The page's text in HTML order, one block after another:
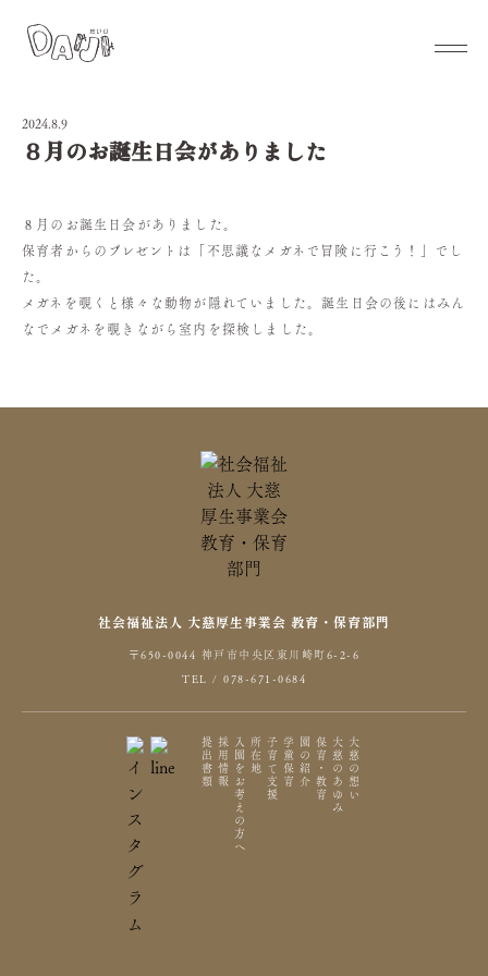
2024.8.9
８月のお誕生日会がありました
８月のお誕生日会がありました。
保育者からのプレゼントは「不思議なメガネで冒険に行こう！」でし
た。
メガネを覗くと様々な動物が隠れていました。誕生日会の後にはみん
なでメガネを覗きながら室内を探検しました。
社会福祉法人 大慈厚生事業会 教育・保育部門
〒650-0044 神戸市中央区東川崎町6-2-6
TEL / 078-671-0684
提出書類採用情報入園をお考えの方へ所在地子育て支援学童保育園の紹介保育・教育大慈のあゆみ大慈の想い